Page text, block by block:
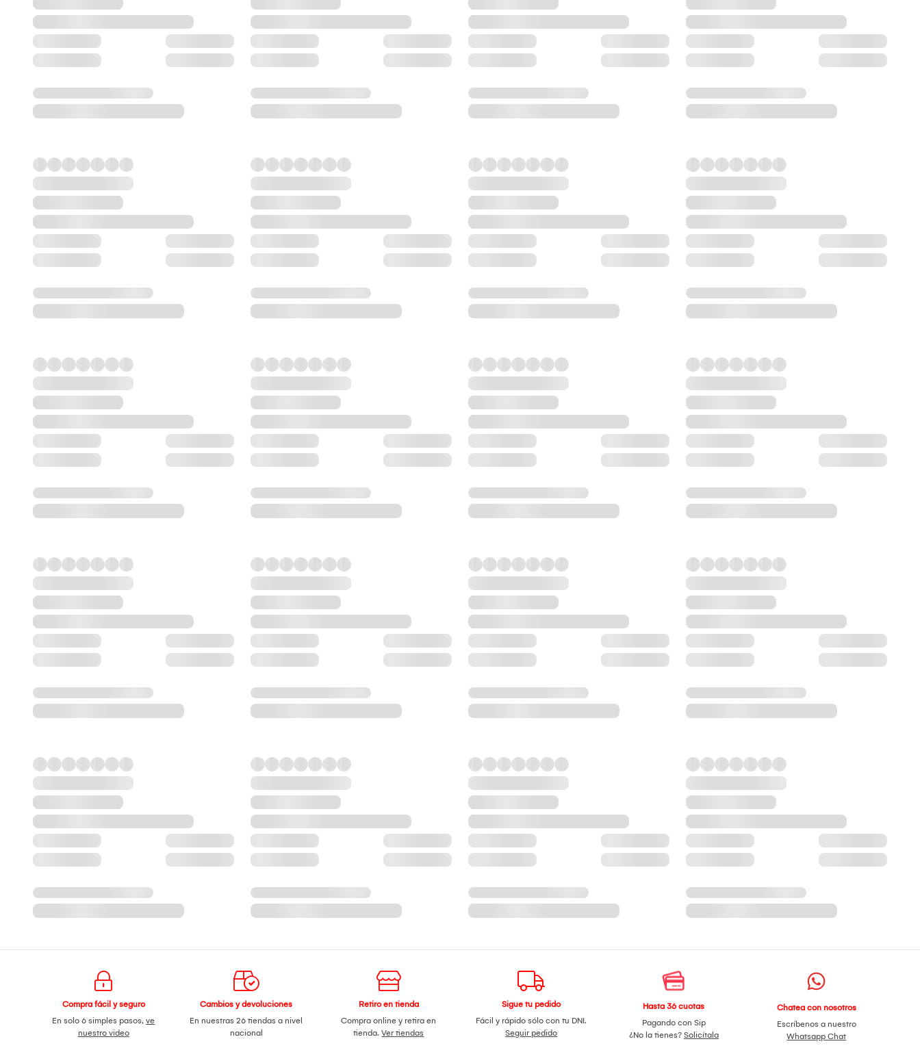
Compra fácil y seguro
En solo 6 simples pasos,ve
nuestro video
Cambios y devoluciones
En nuestras 26 tiendas a nivel
nacional
Retiro en tienda
Compra online y retira en
tienda.Ver tiendas
Sigue tu pedido
Fácil y rápido sólo con tu DNI.
Seguir pedido
Hasta 36 cuotas
Pagando con Sip
¿No la tienes? Solicítala
Chatea con nosotros
Escríbenos a nuestro
Whatsapp Chat